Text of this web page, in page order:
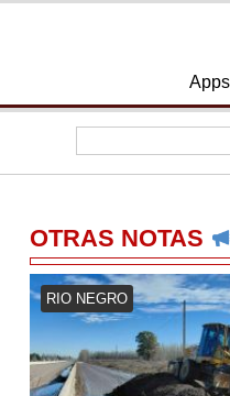
Apps
OTRAS NOTAS
RIO NEGRO